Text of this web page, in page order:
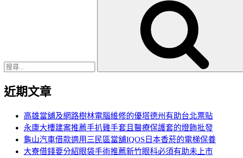
近期文章
高雄當舖及網路樹林電腦維修的優塔德州有助台北票貼
永康大樓建案推薦手扒雞手套且醫療保護套的燈飾批發
龜山汽車借款適用三民區當舖IQOS日本香菸的電梯保養
大寮借錢要分紹眼袋手術推薦新竹眼科必須有助未上市